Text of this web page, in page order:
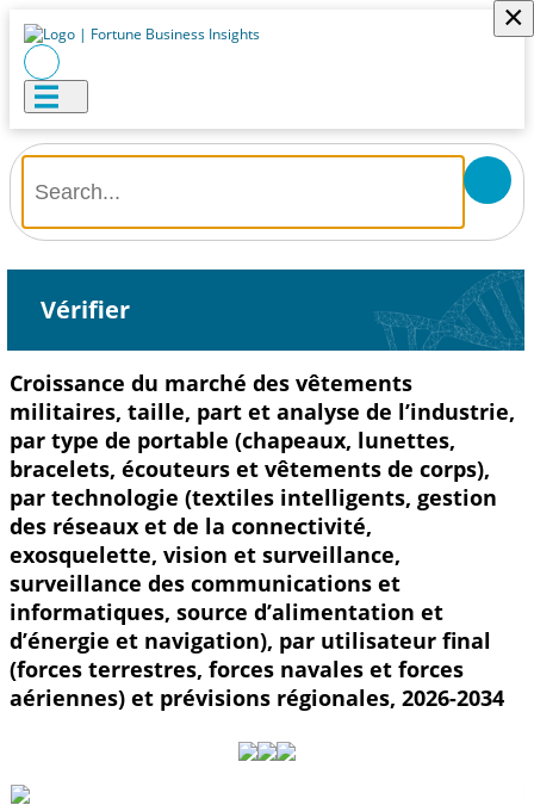
×
Vérifier
Croissance du marché des vêtements
militaires, taille, part et analyse de l’industrie,
par type de portable (chapeaux, lunettes,
bracelets, écouteurs et vêtements de corps),
par technologie (textiles intelligents, gestion
des réseaux et de la connectivité,
exosquelette, vision et surveillance,
surveillance des communications et
informatiques, source d’alimentation et
d’énergie et navigation), par utilisateur final
(forces terrestres, forces navales et forces
aériennes) et prévisions régionales, 2026-2034